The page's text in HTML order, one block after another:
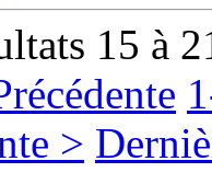
15 à
>